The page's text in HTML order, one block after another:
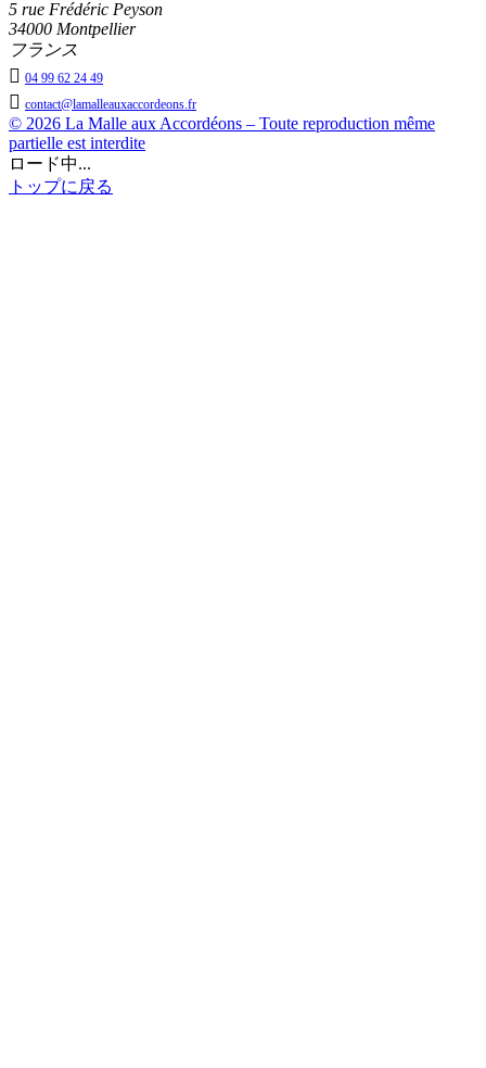
5 rue Frédéric Peyson
34000 Montpellier
フランス
 04 99 62 24 49
 contact@lamalleauxaccordeons.fr
© 2026 La Malle aux Accordéons – Toute reproduction même
partielle est interdite
ロード中...
トップに戻る